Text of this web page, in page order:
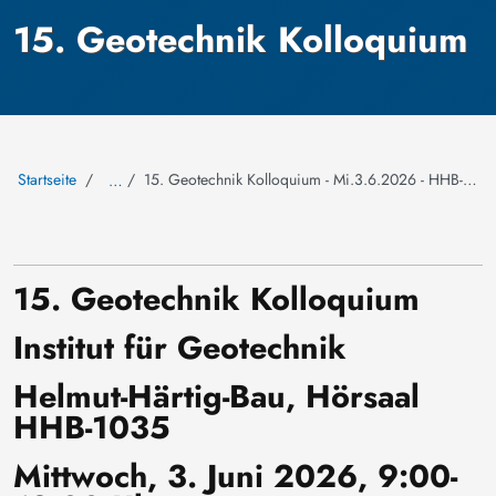
15. Geotechnik Kolloquium
Startseite … 15. Geotechnik Kolloquium - Mi.3.6.2026 - HHB-1035 - 77 BHT 2026
15. Geotechnik Kolloquium
Institut für Geotechnik
Helmut-Härtig-Bau, Hörsaal
HHB-1035
Mittwoch, 3. Juni 2026, 9:00-